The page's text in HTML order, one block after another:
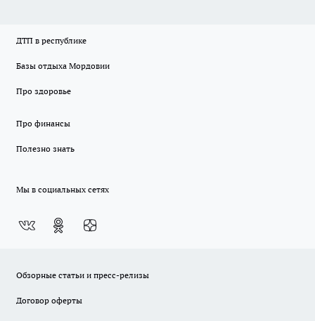
ДТП в республике
Базы отдыха Мордовии
Про здоровье
Про финансы
Полезно знать
Мы в социальных сетях
Обзорные статьи и пресс-релизы
Договор оферты